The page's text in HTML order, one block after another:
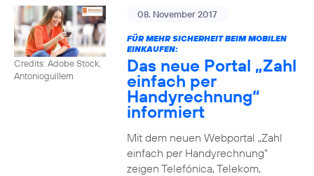
Credits: Adobe Stock,
Antonioguillem
08. November 2017
FÜR MEHR SICHERHEIT BEIM MOBILEN
EINKAUFEN:
Das neue Portal „Zahl
einfach per
Handyrechnung“
informiert
Mit dem neuen Webportal „Zahl
einfach per Handyrechnung“
zeigen Telefónica, Telekom,